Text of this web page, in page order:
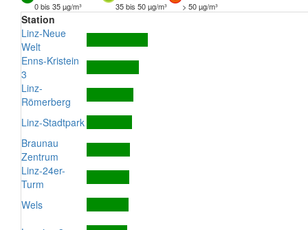
0 bis 35 µg/m³
35 bis 50 µg/m³ > 50 µg/m³
Station
Linz-Neue
Welt
Enns-Kristein
3
Linz-
Römerberg
Linz-Stadtpark
Braunau
Zentrum
Linz-24er-
Turm
Wels